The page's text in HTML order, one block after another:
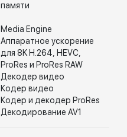
памяти
Media Engine
Аппаратное ускорение
для 8K H.264, HEVC,
ProRes и ProRes RAW
Декодер видео
Кодер видео
Кодер и декодер ProRes
Декодирование AV1